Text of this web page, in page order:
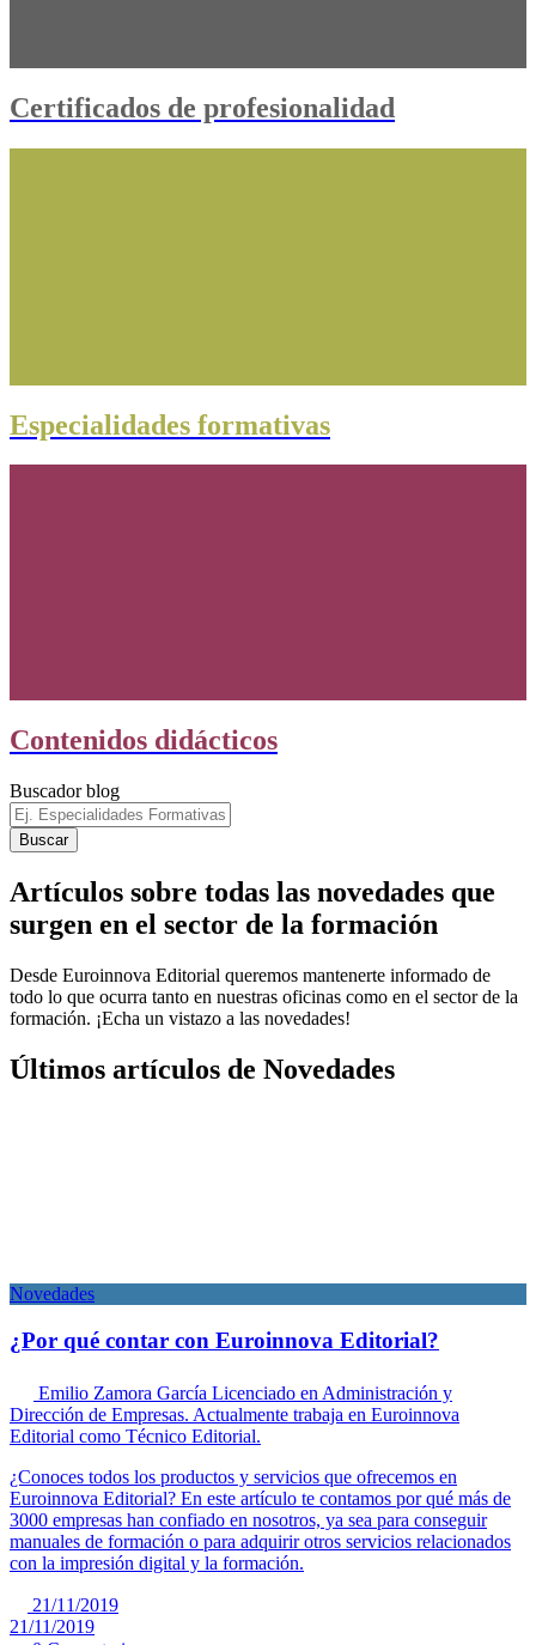
Certificados de profesionalidad
Especialidades formativas
Contenidos didácticos
Buscador blog
Artículos sobre todas las novedades que
surgen en el sector de la formación
Desde Euroinnova Editorial queremos mantenerte informado de
todo lo que ocurra tanto en nuestras oficinas como en el sector de la
formación. ¡Echa un vistazo a las novedades!
Últimos artículos de Novedades
Novedades
¿Por qué contar con Euroinnova Editorial?
Emilio Zamora García Licenciado en Administración y
Dirección de Empresas. Actualmente trabaja en Euroinnova
Editorial como Técnico Editorial.
¿Conoces todos los productos y servicios que ofrecemos en
Euroinnova Editorial? En este artículo te contamos por qué más de
3000 empresas han confiado en nosotros, ya sea para conseguir
manuales de formación o para adquirir otros servicios relacionados
con la impresión digital y la formación.
21/11/2019
21/11/2019